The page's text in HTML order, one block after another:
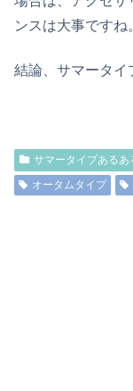
ンスは大事ですね
結論、サマータイ
サマータイプあるあ
オータムタイプ